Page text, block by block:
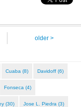
older >
Cuaba (8) Davidoff (6)
Fonseca (4)
(30) Jose L. Piedra (3)